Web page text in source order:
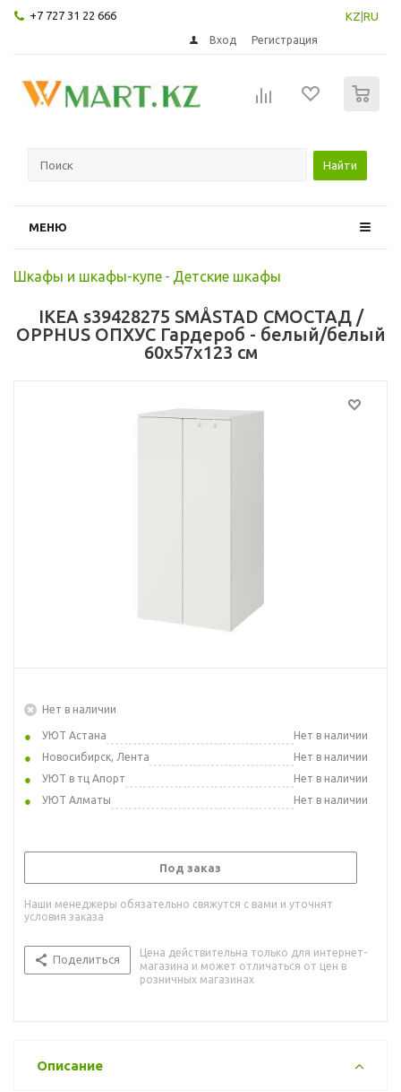
+7 727 31 22 666 KZ RU
Вход Регистрация
Найти
МЕНЮ
Шкафы и шкафы-купе - Детские шкафы
IKEA s39428275 SMÅSTAD СМОСТАД /
OPPHUS ОПХУС Гардероб - белый/белый
60x57x123 см
Нет в наличии
УЮТ Астана
Нет в наличии
Новосибирск, Лента
Нет в наличии
УЮТ в тц Апорт
Нет в наличии
УЮТ Алматы
Нет в наличии
Под заказ
Наши менеджеры обязательно свяжутся с вами и уточнят
условия заказа
Поделиться
Цена действительна только для интернет-
магазина и может отличаться от цен в
розничных магазинах
Описание